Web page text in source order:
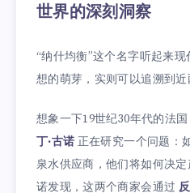
世界的深刻洞察
“纳什均衡”这个名字听起来
想的萌芽，实则可以追溯到近
想象一下19世纪30年代的法
丁·古诺 正在研究一个问题：
泉水供应商，他们将如何决
诺发现，这两个商家会通过